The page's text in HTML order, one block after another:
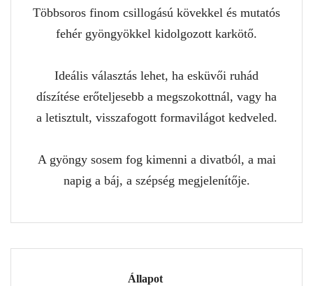
Többsoros finom csillogású kövekkel és mutatós
fehér gyöngyökkel kidolgozott karkötő.
Ideális választás lehet, ha esküvői ruhád
díszítése erőteljesebb a megszokottnál, vagy ha
a letisztult, visszafogott formavilágot kedveled.
A gyöngy sosem fog kimenni a divatból, a mai
napig a báj, a szépség megjelenítője.
Állapot